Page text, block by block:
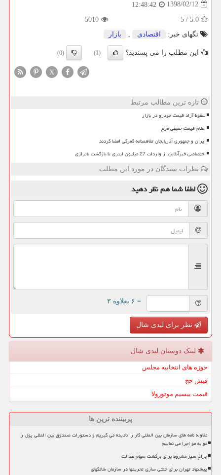
1398/02/12
12:48:42
5.0
/
5
5010
تگهای خبر:
اقتصادی , بازار
این مطلب را می پسندید؟ (1)
(0)
X
تازه ترین مطالب مرتبط
سقوط آزاد قیمت خودرو در بازار
اعلام قیمت حقیقی مرغ
ایران و جمهوری آذربایجان تفاهمنامه گمرکی امضا کردند
اختصاصی خبرآنلاین از واردات 27 میلیون لیتری تا بازگشت ناترازی
نظرات بینندگان در مورد این مطلب
لطفا شما همنظر دهید
= ۶ بعلاوه ۳
نظر برای لیدی شال
لینک دوستان لیدی شال
حوزه های انتخابیه مجلس
فیش حج
قیمت بیسیم موتورولا
پربیننده ترین ها
مقاوله نامه های سازمان بین المللی کار را نادیده می گیریم و دستورات صندوق بین المللی پول را
مو به مو اجرا می نماییم
چراغ سبز مشروط برای برگشت سهام عدالت
پیشنهاد تهران برای خنثی سازی تحریمها در سازمان شانگهای